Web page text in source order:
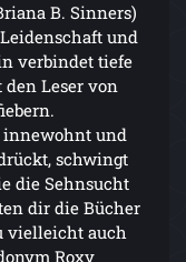
B. Sinners)
und
verbindet tiefe
Leser von
innewohnt und
schwingt
die Sehnsucht
dir die Bücher
vielleicht auch
Roxy